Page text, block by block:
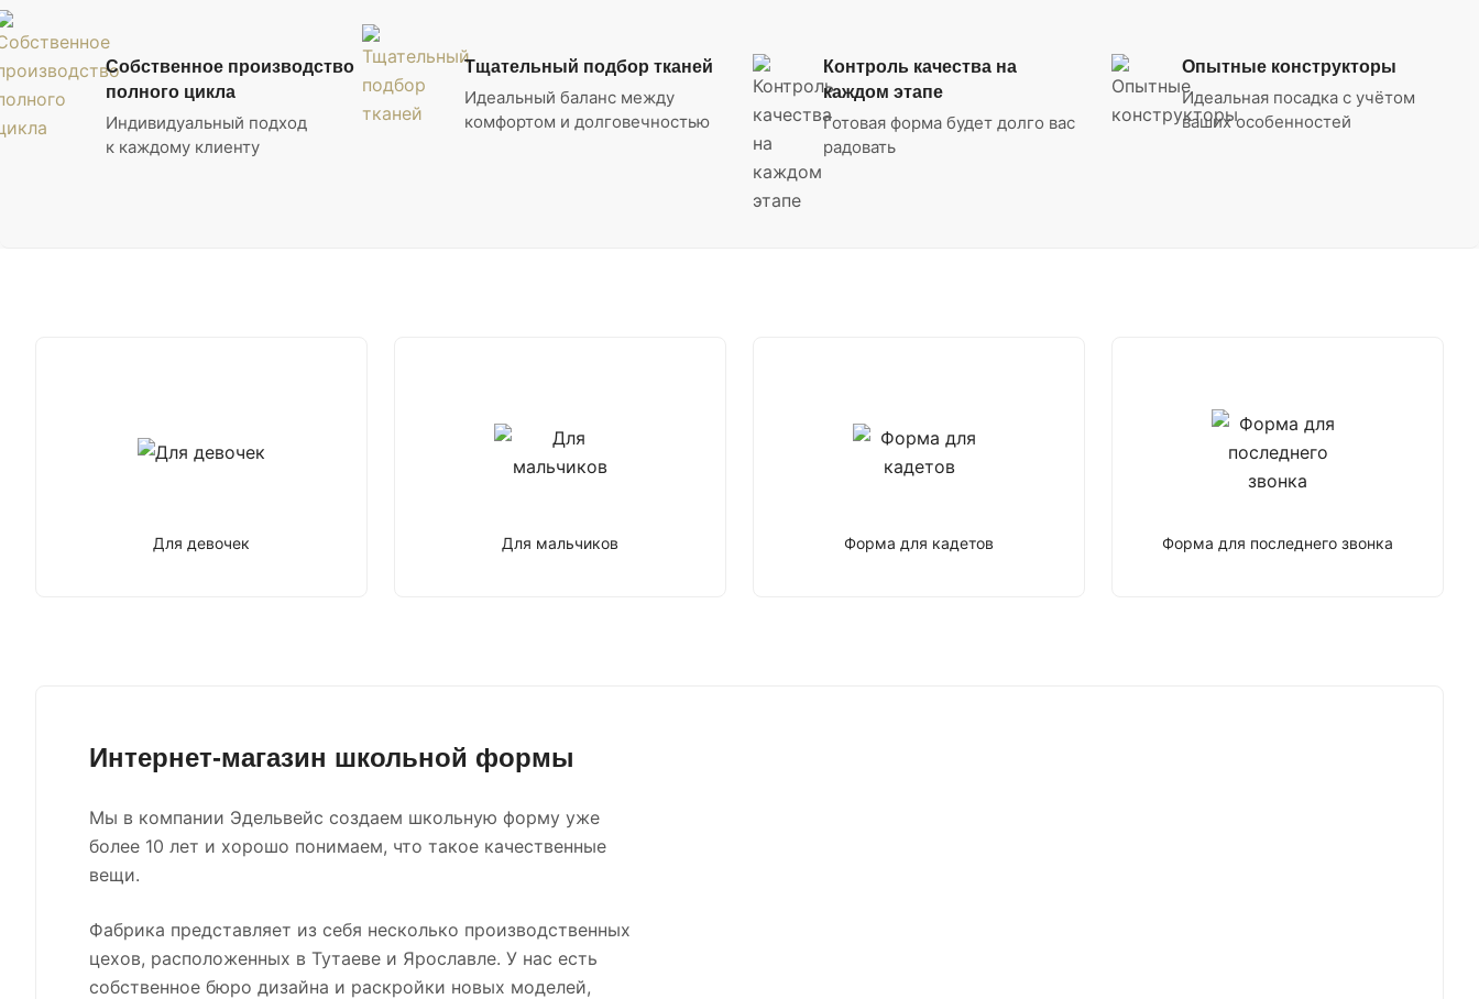
Собственное производство
полного цикла
Индивидуальный подход
к каждому клиенту
Тщательный подбор тканей
Идеальный баланс между
комфортом и долговечностью
Контроль качества на
каждом этапе
Готовая форма будет долго вас
радовать
Опытные конструкторы
Идеальная посадка с учётом
ваших особенностей
Для девочек Для мальчиков Форма для кадетов Форма для последнего звонка
Интернет-магазин школьной формы
Мы в компании Эдельвейс создаем школьную форму уже
более 10 лет и хорошо понимаем, что такое качественные
вещи.
Фабрика представляет из себя несколько производственных
цехов, расположенных в Тутаеве и Ярославле. У нас есть
собственное бюро дизайна и раскройки новых моделей,